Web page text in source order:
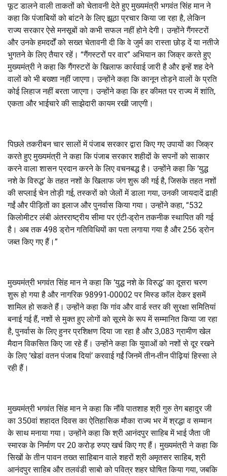
फूट डालने वाली ताकतों को चेतावनी देते हुए मुख्यमंत्री भगवंत सिंह मान ने
कहा कि पंजाबियों को बांटने के लिए झूठा प्रचार किया जा रहा है, लेकिन
राज्य सरकार ऐसे मनसूबों को कभी सफल नहीं होने देगी। उन्होंने गैंगस्टरों
और उनके हमदर्दों को सख्त चेतावनी दी कि वे जुर्म का रास्ता छोड़ दें या नतीजे
भुगतने के लिए तैयार रहें। “गैंगस्टरों पर वार” अभियान का जिक्र करते हुए
मुख्यमंत्री ने कहा कि गैंगस्टरों के खिलाफ कार्रवाई जारी है और इन्हें शह देने
वालों को भी बख्शा नहीं जाएगा। उन्होंने कहा कि कानून तोड़ने वालों के प्रति
कोई लिहाज नहीं बरता जाएगा। उन्होंने कहा कि हर कीमत पर राज्य में शांति,
एकता और भाईचारे की साझेदारी कायम रखी जाएगी।
पिछले तकरीबन चार सालों में पंजाब सरकार द्वारा किए गए उपायों का जिक्र
करते हुए मुख्यमंत्री ने कहा कि पंजाब सरकार शहीदों के सपनों को साकार
करने वाला शासन प्रदान करने के लिए वचनबद्ध है। उन्होंने कहा कि ‘युद्ध
नशे के विरुद्ध’ के तहत नशों के खिलाफ जंग शुरू की गई है, जिसके तहत नशों
की सप्लाई चेन तोड़ी गई, तस्करों को जेलों में डाला गया, उनकी जायदादें ढाही
गईं और पीड़ितों का इलाज और पुनर्वास किया गया। उन्होंने कहा, “532
किलोमीटर लंबी अंतरराष्ट्रीय सीमा पर एंटी-ड्रोन तकनीक स्थापित की गई
है। अब तक 498 ड्रोन गतिविधियों का पता लगाया गया है और 256 ड्रोन
जब्त किए गए हैं।”
मुख्यमंत्री भगवंत सिंह मान ने कहा कि ‘युद्ध नशे के विरुद्ध’ का दूसरा चरण
शुरू हो गया है और नागरिक 98991-00002 पर मिस्ड कॉल देकर इसमें
शामिल हो सकते हैं। उन्होंने कहा कि गांव और वार्ड स्तर की सुरक्षा समितियां
बनाई गई हैं, नशों से मुक्त हुए लोगों को सूरमे के रूप में सम्मानित किया जा रहा
है, पुनर्वास के लिए हुनर प्रशिक्षण दिया जा रहा है और 3,083 ग्रामीण खेल
मैदान विकसित किए जा रहे हैं। उन्होंने कहा कि युवाओं को नशों से दूर रखने
के लिए ‘खेडां वतन पंजाब दियां’ करवाई गईं जिनमें तीन-तीन पीढ़ियां हिस्सा ले
रही हैं।
मुख्यमंत्री भगवंत सिंह मान ने कहा कि नौंवे पातशाह श्री गुरु तेग बहादुर जी
का 350वां शहादत दिवस का ऐतिहासिक मौका राज्य भर में श्रद्धा व सम्मान
के साथ मनाया गया। उन्होंने कहा कि श्री आनंदपुर साहिब में भाई जैता जी
स्मारक के निर्माण पर 20 करोड़ रुपए खर्च किए गए हैं। मुख्यमंत्री ने कहा कि
सिखों के तीन पावन तख्त साहिबान वाले शहरों श्री अमृतसर साहिब, श्री
आनंदपुर साहिब और तलवंडी साबो को पवित्र शहर घोषित किया गया, जबकि